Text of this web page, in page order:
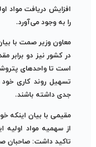
افزایش دریافت مواد
را به وجود می‌آورد.
معاون وزیر صمت
در کشور نیز دو برابر
است تا واحدهای
تسهیل روند کاری
جدی داشته باشند.
مقیمی با بیان اینکه
از سهمیه مواد اولیه
تاکید داشت: صاحبان